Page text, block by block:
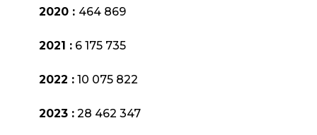
2020 : 464 869
2021 : 6 175 735
2022 : 10 075 822
2023 : 28 462 347